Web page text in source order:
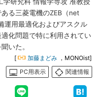
る三菱電機のZEB（net
運用最適化およびアスクル
化問題で特に利用されてい
いた。
[ 加藤まどみ ，MONOist]
PC用表示
関連情報